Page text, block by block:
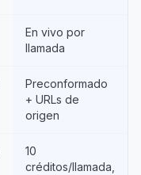
En vivo por
llamada
Preconformado
+ URLs de
origen
10
créditos/llamada,